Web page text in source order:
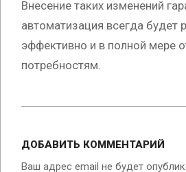
Внесение таких изменений
автоматизация всегда будет
эффективно и в полной мере
потребностям.
27
ДОБАВИТЬ КОММЕНТАРИЙ
Ваш адрес email не будет